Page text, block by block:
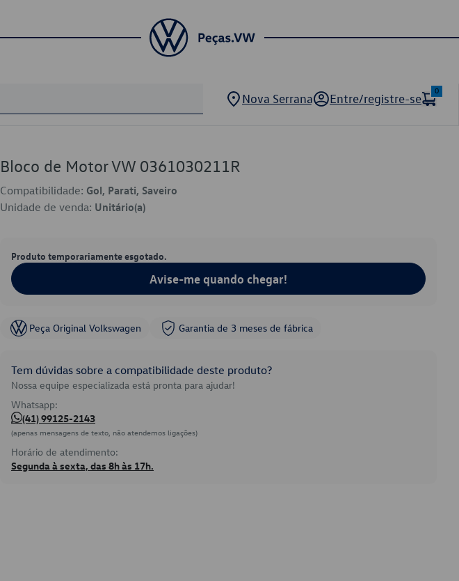
Nova Serrana Entre/registre-se
0
Bloco de Motor VW 0361030211R
Compatibilidade: Gol, Parati, Saveiro
Unidade de venda: Unitário(a)
Produto temporariamente esgotado.
Avise-me quando chegar!
Peça Original Volkswagen Garantia de 3 meses de fábrica
Tem dúvidas sobre a compatibilidade deste produto?
Nossa equipe especializada está pronta para ajudar!
Whatsapp:
(41) 99125-2143
(apenas mensagens de texto, não atendemos ligações)
Horário de atendimento:
Segunda à sexta, das 8h às 17h.